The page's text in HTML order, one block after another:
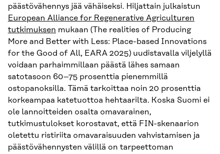
päästövähennys jää vähäiseksi. Hiljattain julkaistun
European Alliance for Regenerative Agriculturen
tutkimuksen mukaan (The realities of Producing
More and Better with Less: Place-based Innovations
for the Good of All, EARA 2025) uudistavalla viljelyllä
voidaan parhaimmillaan päästä lähes samaan
satotasoon 60–75 prosenttia pienemmillä
ostopanoksilla. Tämä tarkoittaa noin 20 prosenttia
korkeampaa katetuottoa hehtaarilta. Koska Suomi ei
ole lannoitteiden osalta omavarainen,
tutkimustulokset korostavat, että FIN-skenaarion
oletettu ristiriita omavaraisuuden vahvistamisen ja
päästövähennysten välillä on tarpeettoman